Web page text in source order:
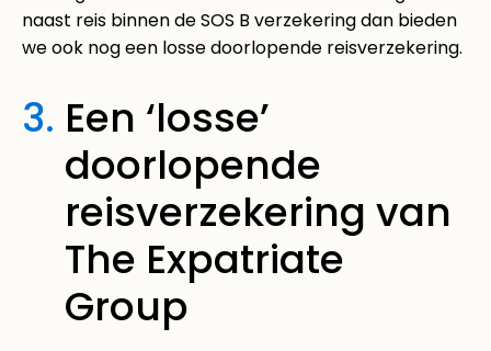
naast reis binnen de SOS B verzekering dan bieden
we ook nog een losse doorlopende reisverzekering.
3. Een ‘losse’
doorlopende
reisverzekering van
The Expatriate
Group